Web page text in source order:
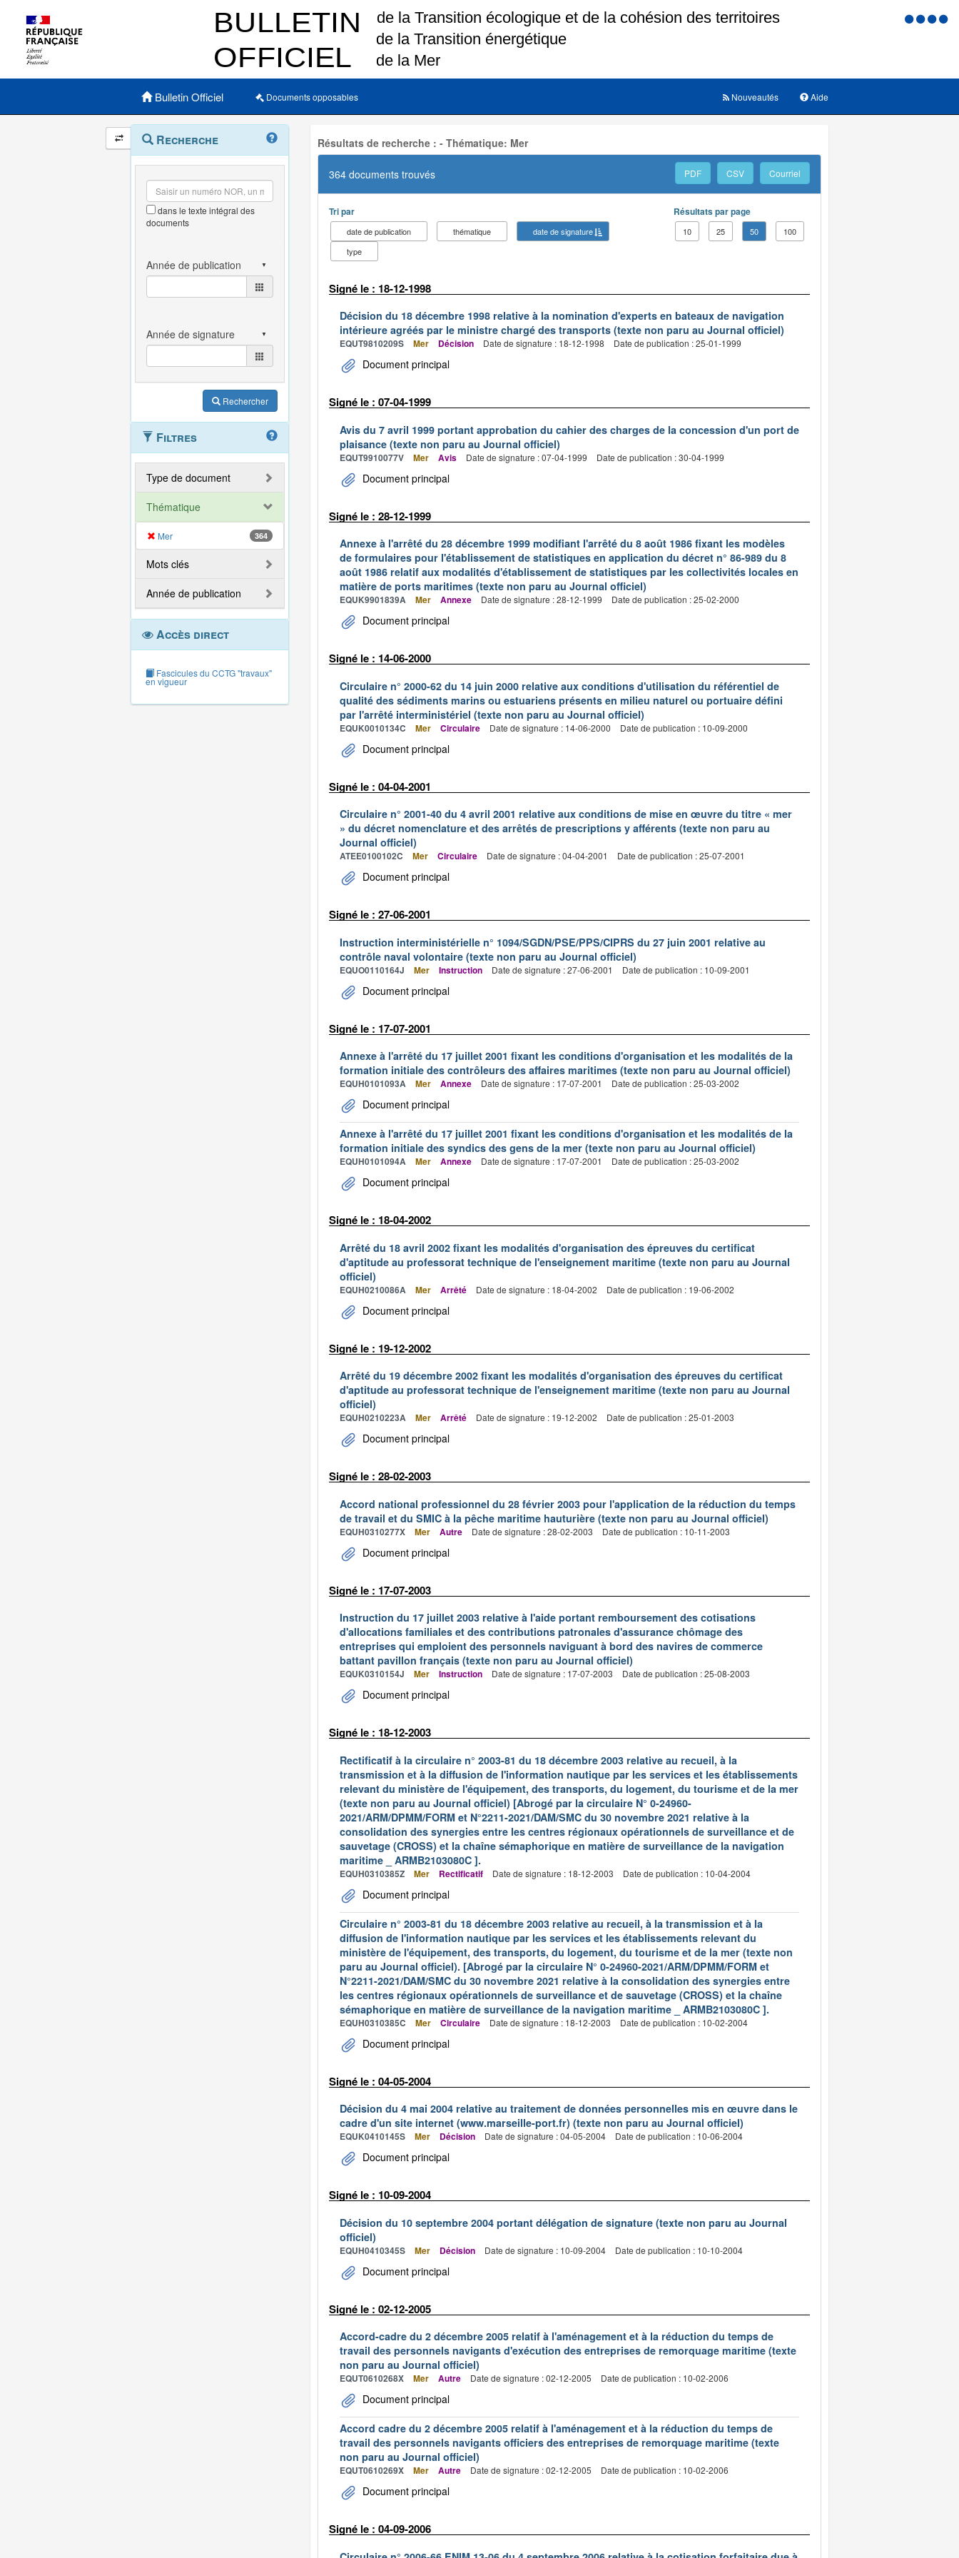
Menu
Menu principal
Bulletin Officiel Documents opposables Aide
Nouveautés
Navigation
et
outils
annexes
Menu
contextuel
Recherche
dans le texte intégral des
documents
Rechercher
Filtres
Type de document
Thématique
Mer 364
Mots clés
Année de publication
Accès direct
Fascicules du CCTG "travaux"
en vigueur
Résultats de recherche : - Thématique: Mer
364 documents trouvés PDF CSV Courriel
Tri par
date de publication thématique
date de signature
type
Résultats par page
10 25 50 100
Signé le : 18-12-1998
Décision du 18 décembre 1998 relative à la nomination d'experts en bateaux de navigation
intérieure agréés par le ministre chargé des transports (texte non paru au Journal officiel)
EQUT9810209S Mer Décision Date de signature : 18-12-1998 Date de publication : 25-01-1999
Document principal
Signé le : 07-04-1999
Avis du 7 avril 1999 portant approbation du cahier des charges de la concession d'un port de
plaisance (texte non paru au Journal officiel)
EQUT9910077V Mer Avis Date de signature : 07-04-1999 Date de publication : 30-04-1999
Document principal
Signé le : 28-12-1999
Annexe à l'arrêté du 28 décembre 1999 modifiant l'arrêté du 8 août 1986 fixant les modèles
de formulaires pour l'établissement de statistiques en application du décret n° 86-989 du 8
août 1986 relatif aux modalités d'établissement de statistiques par les collectivités locales en
matière de ports maritimes (texte non paru au Journal officiel)
EQUK9901839A Mer Annexe Date de signature : 28-12-1999 Date de publication : 25-02-2000
Document principal
Signé le : 14-06-2000
Circulaire n° 2000-62 du 14 juin 2000 relative aux conditions d'utilisation du référentiel de
qualité des sédiments marins ou estuariens présents en milieu naturel ou portuaire défini
par l'arrêté interministériel (texte non paru au Journal officiel)
EQUK0010134C Mer Circulaire Date de signature : 14-06-2000 Date de publication : 10-09-2000
Document principal
Signé le : 04-04-2001
Circulaire n° 2001-40 du 4 avril 2001 relative aux conditions de mise en œuvre du titre « mer
» du décret nomenclature et des arrêtés de prescriptions y afférents (texte non paru au
Journal officiel)
ATEE0100102C Mer Circulaire Date de signature : 04-04-2001 Date de publication : 25-07-2001
Document principal
Signé le : 27-06-2001
Instruction interministérielle n° 1094/SGDN/PSE/PPS/CIPRS du 27 juin 2001 relative au
contrôle naval volontaire (texte non paru au Journal officiel)
EQUO0110164J Mer Instruction Date de signature : 27-06-2001 Date de publication : 10-09-2001
Document principal
Signé le : 17-07-2001
Annexe à l'arrêté du 17 juillet 2001 fixant les conditions d'organisation et les modalités de la
formation initiale des contrôleurs des affaires maritimes (texte non paru au Journal officiel)
EQUH0101093A Mer Annexe Date de signature : 17-07-2001 Date de publication : 25-03-2002
Document principal
Annexe à l'arrêté du 17 juillet 2001 fixant les conditions d'organisation et les modalités de la
formation initiale des syndics des gens de la mer (texte non paru au Journal officiel)
EQUH0101094A Mer Annexe Date de signature : 17-07-2001 Date de publication : 25-03-2002
Document principal
Signé le : 18-04-2002
Arrêté du 18 avril 2002 fixant les modalités d'organisation des épreuves du certificat
d'aptitude au professorat technique de l'enseignement maritime (texte non paru au Journal
officiel)
EQUH0210086A Mer Arrêté Date de signature : 18-04-2002 Date de publication : 19-06-2002
Document principal
Signé le : 19-12-2002
Arrêté du 19 décembre 2002 fixant les modalités d'organisation des épreuves du certificat
d'aptitude au professorat technique de l'enseignement maritime (texte non paru au Journal
officiel)
EQUH0210223A Mer Arrêté Date de signature : 19-12-2002 Date de publication : 25-01-2003
Document principal
Signé le : 28-02-2003
Accord national professionnel du 28 février 2003 pour l'application de la réduction du temps
de travail et du SMIC à la pêche maritime hauturière (texte non paru au Journal officiel)
EQUH0310277X Mer Autre Date de signature : 28-02-2003 Date de publication : 10-11-2003
Document principal
Signé le : 17-07-2003
Instruction du 17 juillet 2003 relative à l'aide portant remboursement des cotisations
d'allocations familiales et des contributions patronales d'assurance chômage des
entreprises qui emploient des personnels naviguant à bord des navires de commerce
battant pavillon français (texte non paru au Journal officiel)
EQUK0310154J Mer Instruction Date de signature : 17-07-2003 Date de publication : 25-08-2003
Document principal
Signé le : 18-12-2003
Rectificatif à la circulaire n° 2003-81 du 18 décembre 2003 relative au recueil, à la
transmission et à la diffusion de l'information nautique par les services et les établissements
relevant du ministère de l'équipement, des transports, du logement, du tourisme et de la mer
(texte non paru au Journal officiel) [Abrogé par la circulaire N° 0-24960-
2021/ARM/DPMM/FORM et N°2211-2021/DAM/SMC du 30 novembre 2021 relative à la
consolidation des synergies entre les centres régionaux opérationnels de surveillance et de
sauvetage (CROSS) et la chaîne sémaphorique en matière de surveillance de la navigation
maritime _ ARMB2103080C ].
EQUH0310385Z Mer Rectificatif Date de signature : 18-12-2003 Date de publication : 10-04-2004
Document principal
Circulaire n° 2003-81 du 18 décembre 2003 relative au recueil, à la transmission et à la
diffusion de l'information nautique par les services et les établissements relevant du
ministère de l'équipement, des transports, du logement, du tourisme et de la mer (texte non
paru au Journal officiel). [Abrogé par la circulaire N° 0-24960-2021/ARM/DPMM/FORM et
N°2211-2021/DAM/SMC du 30 novembre 2021 relative à la consolidation des synergies entre
les centres régionaux opérationnels de surveillance et de sauvetage (CROSS) et la chaîne
sémaphorique en matière de surveillance de la navigation maritime _ ARMB2103080C ].
EQUH0310385C Mer Circulaire Date de signature : 18-12-2003 Date de publication : 10-02-2004
Document principal
Signé le : 04-05-2004
Décision du 4 mai 2004 relative au traitement de données personnelles mis en œuvre dans le
cadre d'un site internet (www.marseille-port.fr) (texte non paru au Journal officiel)
EQUK0410145S Mer Décision Date de signature : 04-05-2004 Date de publication : 10-06-2004
Document principal
Signé le : 10-09-2004
Décision du 10 septembre 2004 portant délégation de signature (texte non paru au Journal
officiel)
EQUH0410345S Mer Décision Date de signature : 10-09-2004 Date de publication : 10-10-2004
Document principal
Signé le : 02-12-2005
Accord-cadre du 2 décembre 2005 relatif à l'aménagement et à la réduction du temps de
travail des personnels navigants d'exécution des entreprises de remorquage maritime (texte
non paru au Journal officiel)
EQUT0610268X Mer Autre Date de signature : 02-12-2005 Date de publication : 10-02-2006
Document principal
Accord cadre du 2 décembre 2005 relatif à l'aménagement et à la réduction du temps de
travail des personnels navigants officiers des entreprises de remorquage maritime (texte
non paru au Journal officiel)
EQUT0610269X Mer Autre Date de signature : 02-12-2005 Date de publication : 10-02-2006
Document principal
Signé le : 04-09-2006